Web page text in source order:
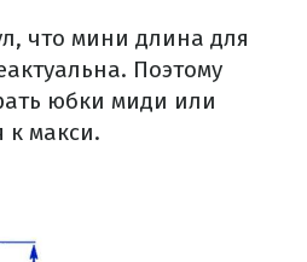
что мини длина для
Поэтому
юбки миди или
к макси.